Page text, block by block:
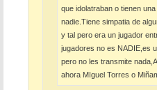
que idolatraban o tienen
nadie.Tiene simpatia de
y tal pero era un jugador
jugadores no es NADIE,es
pero no les transmite
ahora MIguel Torres o